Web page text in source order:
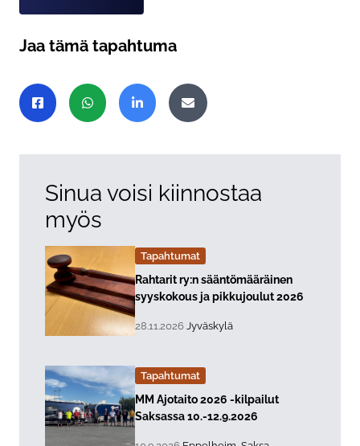
Jaa tämä tapahtuma
Jaa sivu
Jaa Facebookissa
Jaa WhatsAppissa
Jaa LinkedInissäJaa sähköpostitse
Sinua voisi kiinnostaa
myös
Tapahtumat
Lue lisää about event "
Rahtarit ry:n sääntömääräinen
syyskokous ja pikkujoulut 2026
, Tapahtuman päiväys:
28.11.2026 Sijainti:
Jyväskylä
Tapahtumat
Lue lisää about event "
MM Ajotaito 2026 -kilpailut
Saksassa 10.-12.9.2026